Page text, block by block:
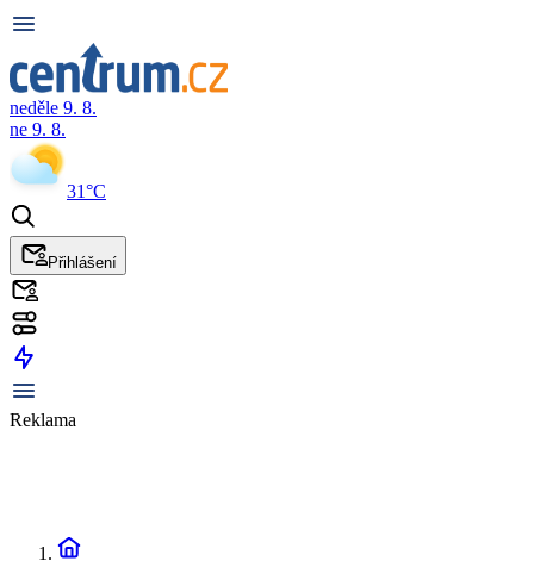
neděle 9. 8.
ne 9. 8.
31°C
Přihlášení
Reklama